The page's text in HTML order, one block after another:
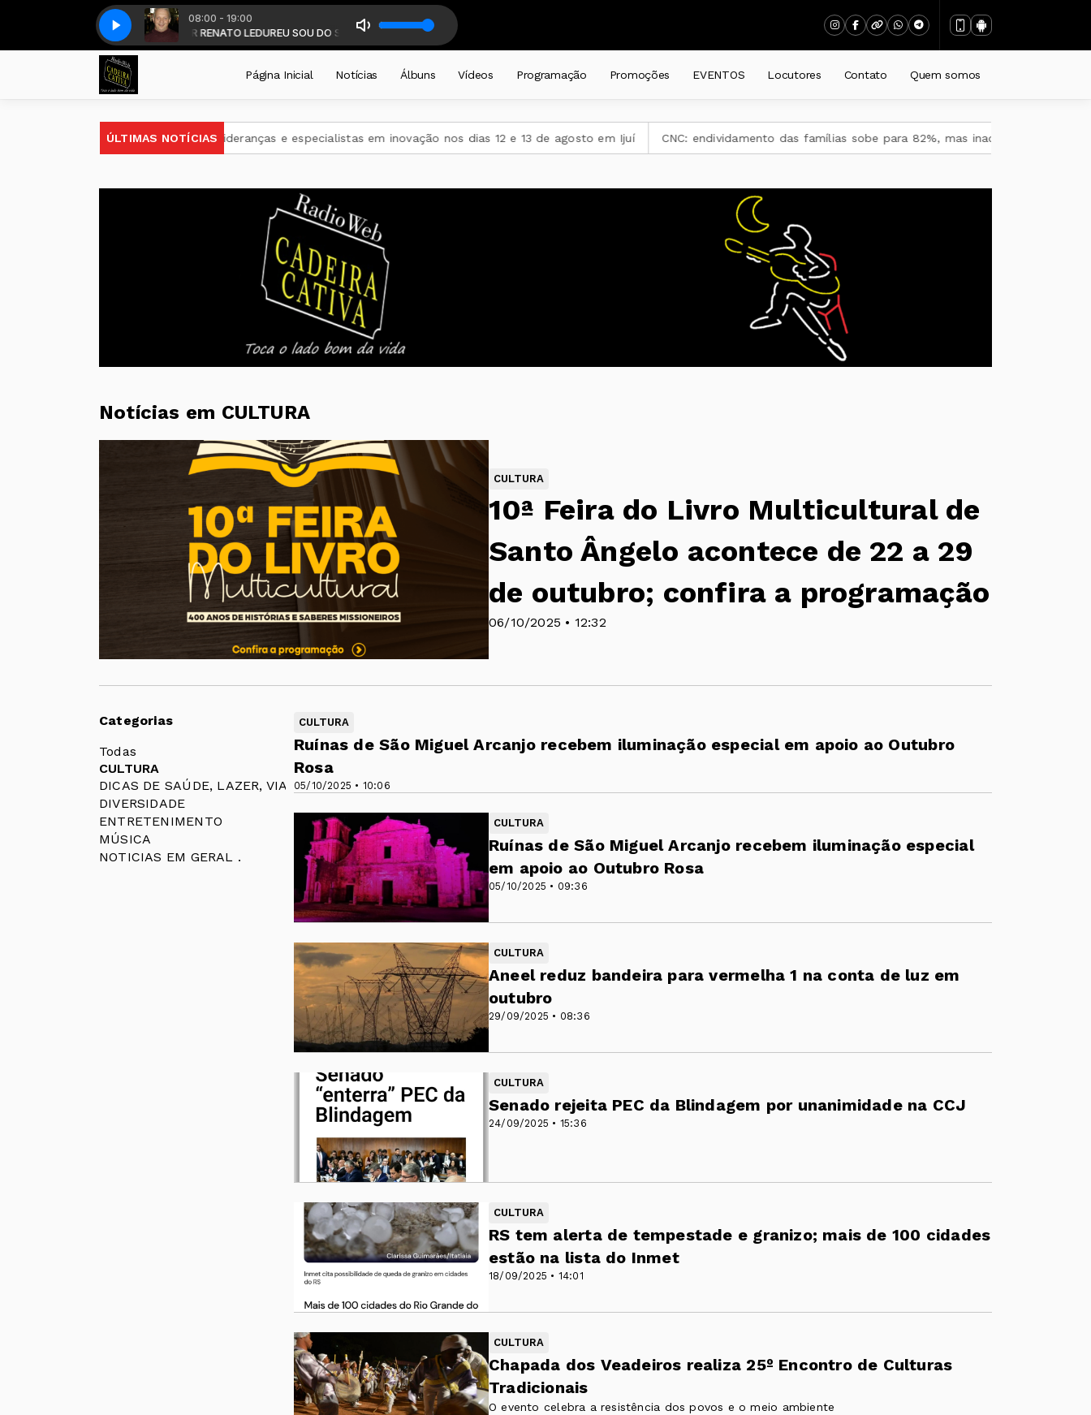
08:00 - 19:00
LEDUR - com DALMIR RENATO LEDUREU SOU DO SUL SEM FRONTEIRAS - DALMIR LEDUR - com DALMIR RENATO LEDUR
-GAITACO DE PRIMEIRA - 26Garotos do Fandango -GAITACO DE PRIMEIRA - 26
Página Inicial Notícias Álbuns Vídeos Programação Promoções EVENTOS Locutores Contato Quem somos
ÚLTIMAS NOTÍCIAS
ELI Summit RS reúne lideranças e especialistas em inovação nos dias 12 e 13 de agosto em Ijuí CNC: endividamento das famílias sobe para 82%, mas inadimplência cai
Notícias em CULTURA
CULTURA
06/10/2025 • 12:32
10ª Feira do Livro Multicultural de
Santo Ângelo acontece de 22 a 29
de outubro; confira a programação
Categorias
Todas
CULTURA
DICAS DE SAÚDE, LAZER, VIAGENS, CULINÁRIA, HUMOR, EDUCAÇÀO, TURISMO, HUMOR.
DIVERSIDADE
ENTRETENIMENTO
MÚSICA
NOTICIAS EM GERAL .
CULTURA
05/10/2025 • 10:06
Ruínas de São Miguel Arcanjo recebem iluminação especial em apoio ao Outubro
Rosa
CULTURA
05/10/2025 • 09:36
Ruínas de São Miguel Arcanjo recebem iluminação especial
em apoio ao Outubro Rosa
CULTURA
29/09/2025 • 08:36
Aneel reduz bandeira para vermelha 1 na conta de luz em
outubro
CULTURA
24/09/2025 • 15:36
Senado rejeita PEC da Blindagem por unanimidade na CCJ
CULTURA
18/09/2025 • 14:01
RS tem alerta de tempestade e granizo; mais de 100 cidades
estão na lista do Inmet
CULTURA
Chapada dos Veadeiros realiza 25º Encontro de Culturas
Tradicionais
O evento celebra a resistência dos povos e o meio ambiente